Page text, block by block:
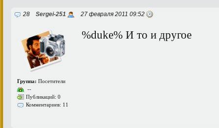
28 Sergei-251 27 февраля 2011 09:52
Группа: Посетители
--
Публикаций: 0
Комментариев: 11
%duke% И то и другое